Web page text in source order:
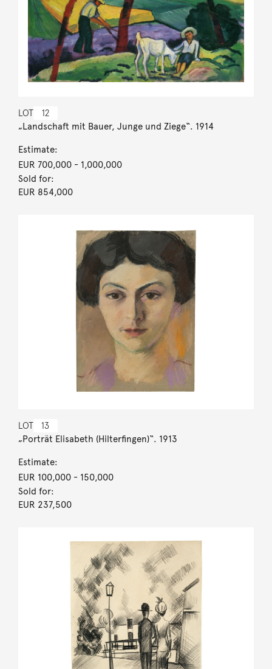
LOT 12
„Landschaft mit Bauer, Junge und Ziege“. 1914
Estimate:
EUR 700,000- 1,000,000
Sold for:
EUR 854,000
LOT 13
„Porträt Elisabeth (Hilterfingen)“. 1913
Estimate:
EUR 100,000- 150,000
Sold for:
EUR 237,500